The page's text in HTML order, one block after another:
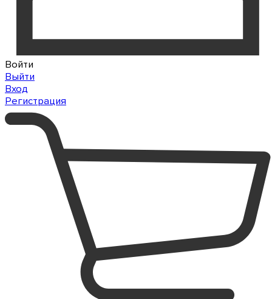
Войти
Выйти
Вход
Регистрация